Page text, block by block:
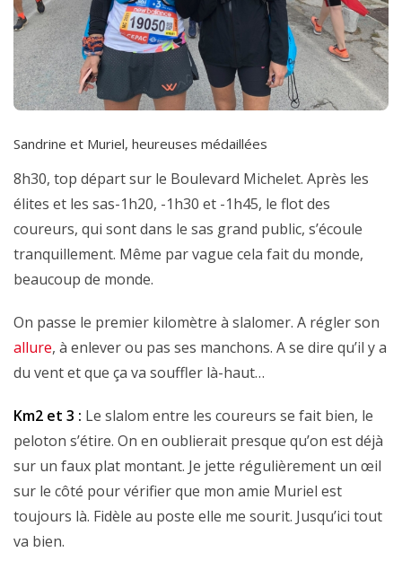
Sandrine et Muriel, heureuses médaillées
8h30, top départ sur le Boulevard Michelet. Après les
élites et les sas-1h20, -1h30 et -1h45, le flot des
coureurs, qui sont dans le sas grand public, s’écoule
tranquillement. Même par vague cela fait du monde,
beaucoup de monde.
On passe le premier kilomètre à slalomer. A régler son
allure, à enlever ou pas ses manchons. A se dire qu’il y a
du vent et que ça va souffler là-haut…
Km2 et 3 : Le slalom entre les coureurs se fait bien, le
peloton s’étire. On en oublierait presque qu’on est déjà
sur un faux plat montant. Je jette régulièrement un œil
sur le côté pour vérifier que mon amie Muriel est
toujours là. Fidèle au poste elle me sourit. Jusqu’ici tout
va bien.